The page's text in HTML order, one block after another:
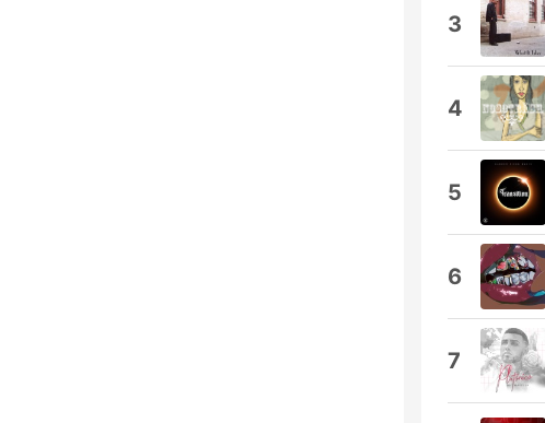
3
4
5
6
7